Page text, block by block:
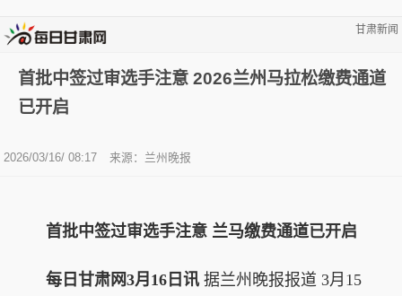
甘肃新闻
首批中签过审选手注意 2026兰州马拉松缴费通道
已开启
2026/03/16/ 08:17 来源：兰州晚报
首批中签过审选手注意 兰马缴费通道已开启
每日甘肃网3月16日讯 据兰州晚报报道 3月15